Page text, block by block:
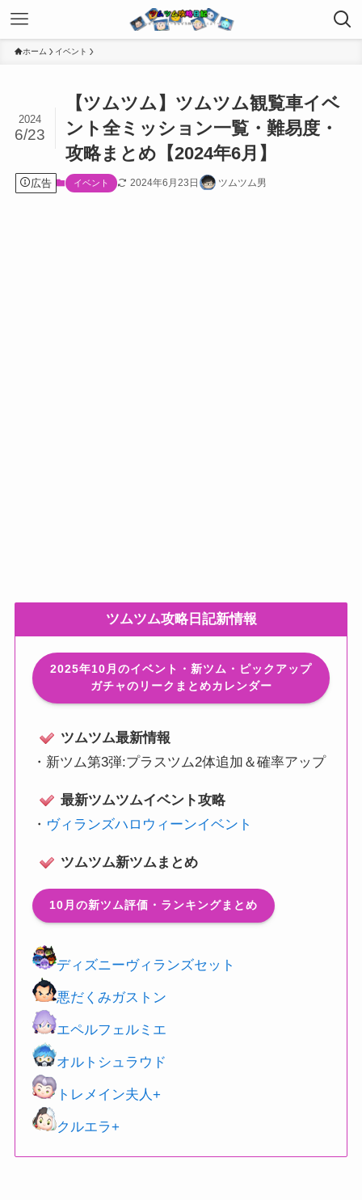
ホーム イベント
【ツムツム】ツムツム観覧車イベ
ント全ミッション一覧・難易度・
攻略まとめ【2024年6月】
2024
6/23
広告 イベント 2024年6月23日 ツムツム男
ツムツム攻略日記新情報
2025年10月のイベント・新ツム・ピックアップ
ガチャのリークまとめカレンダー
ツムツム最新情報
・ 新ツム第3弾:プラスツム2体追加＆確率アップ
最新ツムツムイベント攻略
・ ヴィランズハロウィーンイベント
ツムツム新ツムまとめ
10月の新ツム評価・ランキングまとめ
ディズニーヴィランズセット
悪だくみガストン
エペルフェルミエ
オルトシュラウド
トレメイン夫人+
クルエラ+